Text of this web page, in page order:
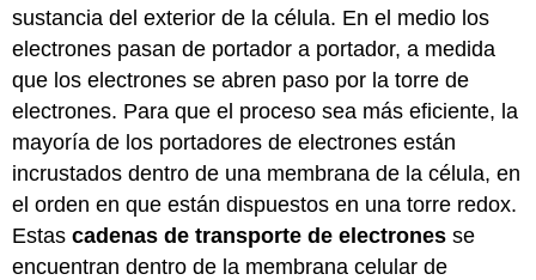
sustancia del exterior de la célula. En el medio los
electrones pasan de portador a portador, a medida
que los electrones se abren paso por la torre de
electrones. Para que el proceso sea más eficiente, la
mayoría de los portadores de electrones están
incrustados dentro de una membrana de la célula, en
el orden en que están dispuestos en una torre redox.
Estascadenas de transporte de electrones se
encuentran dentro de la membrana celular de